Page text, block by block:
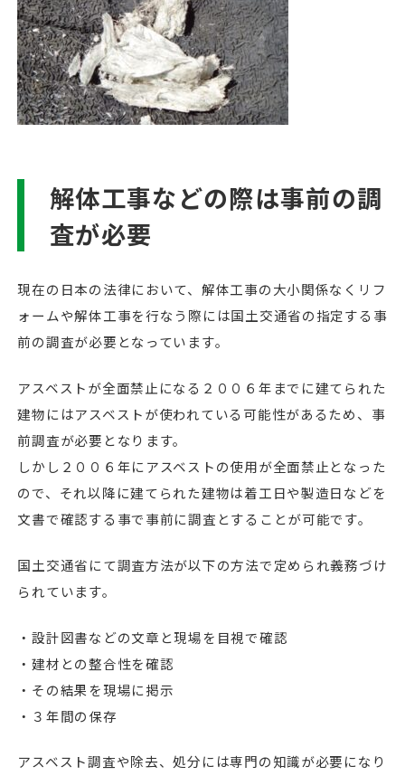
解体工事などの際は事前の調
査が必要
現在の日本の法律において、解体工事の大小関係なくリフ
ォームや解体工事を行なう際には国土交通省の指定する事
前の調査が必要となっています。
アスベストが全面禁止になる２００６年までに建てられた
建物にはアスベストが使われている可能性があるため、事
前調査が必要となります。
しかし２００６年にアスベストの使用が全面禁止となった
ので、それ以降に建てられた建物は着工日や製造日などを
文書で確認する事で事前に調査とすることが可能です。
国土交通省にて調査方法が以下の方法で定められ義務づけ
られています。
・設計図書などの文章と現場を目視で確認
・建材との整合性を確認
・その結果を現場に掲示
・３年間の保存
アスベスト調査や除去、処分には専門の知識が必要になり